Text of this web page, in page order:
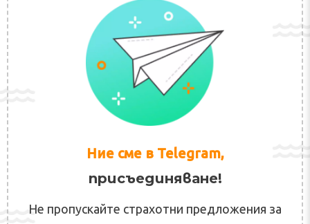
Ние сме в Telegram,
присъединяване!
Не пропускайте страхотни предложения за